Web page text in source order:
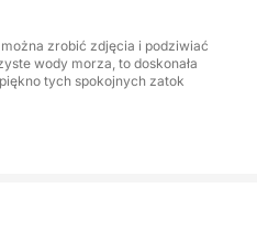
i niezapomnianego.
i ręcznik, a Riwiera
zrobić zdjęcia i podziwiać
wody morza, to doskonała
tych spokojnych zatok